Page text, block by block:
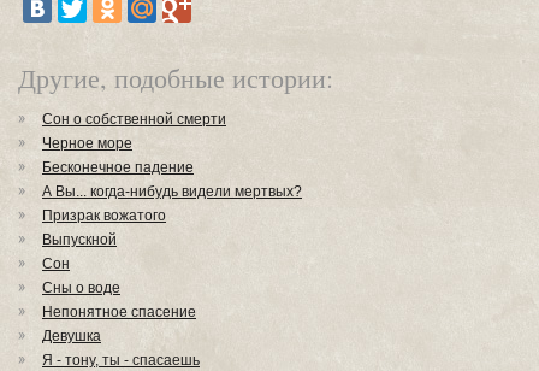
Другие, подобные истории:
Сон о собственной смерти
Черное море
Бесконечное падение
А Вы... когда-нибудь видели мертвых?
Призрак вожатого
Выпускной
Сон
Сны о воде
Непонятное спасение
Девушка
Я - тону, ты - спасаешь